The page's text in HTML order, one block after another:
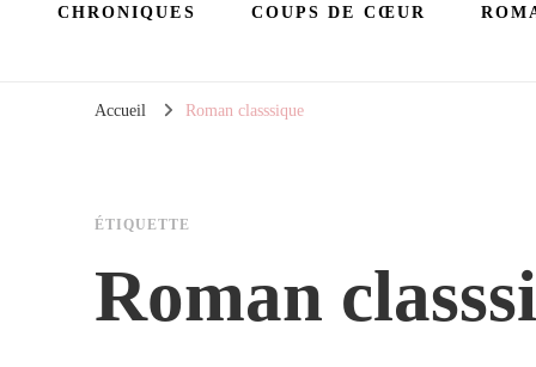
CHRONIQUES COUPS DE CŒUR
Accueil Roman classsique
ÉTIQUETTE
Roman